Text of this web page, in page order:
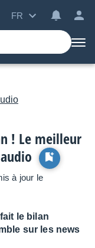
FR
! Le meilleur
à jour le
le bilan
sur les news